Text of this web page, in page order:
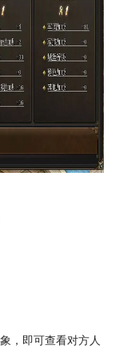
，即可查看对方人